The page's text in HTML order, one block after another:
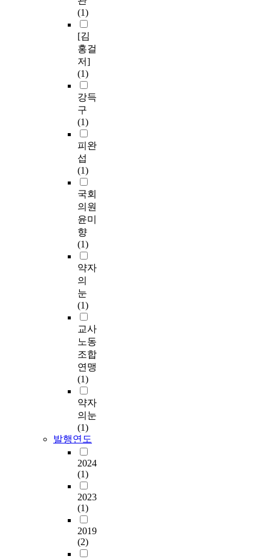
(1)
[김
홍걸
저]
(1)
강득
구
(1)
피완
섭
(1)
국회
의원
윤미
향
(1)
약자
의
눈
(1)
교사
노동
조합
연맹
(1)
약자
의눈
(1)
발행연도
2024
(1)
2023
(1)
2019
(2)